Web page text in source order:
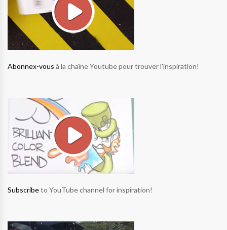
Abonnex-vous à la chaîne Youtube pour trouver l'inspiration!
Subscribeto YouTube channel for inspiration!